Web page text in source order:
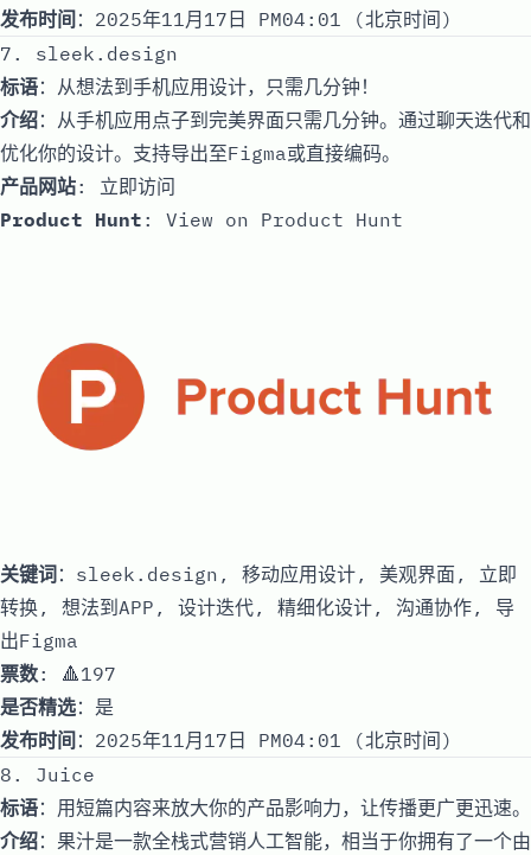
发布时间 ：2025年11月17日 PM04:01 (北京时间)
7. sleek.design
标语：从想法到手机应用设计，只需几分钟！
介绍：从手机应用点子到完美界面只需几分钟。通过聊天迭代和
优化你的设计。支持导出至Figma或直接编码。
产品网站: 立即访问
Product Hunt : View on Product Hunt
关键词 ：sleek.design, 移动应用设计, 美观界面, 立即
转换, 想法到APP, 设计迭代, 精细化设计, 沟通协作, 导
出Figma
票数: 🔺197
是否精选：是
发布时间 ：2025年11月17日 PM04:01 (北京时间)
8. Juice
标语：用短篇内容来放大你的产品影响力，让传播更广更迅速。
介绍：果汁是一款全栈式营销人工智能，相当于你拥有了一个由